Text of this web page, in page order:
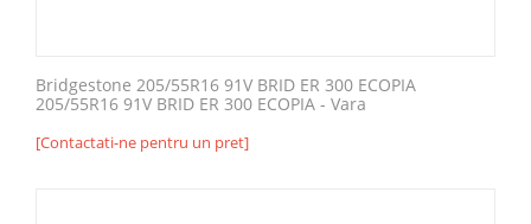
Bridgestone 205/55R16 91V BRID ER 300 ECOPIA
205/55R16 91V BRID ER 300 ECOPIA - Vara
[Contactati-ne pentru un pret]